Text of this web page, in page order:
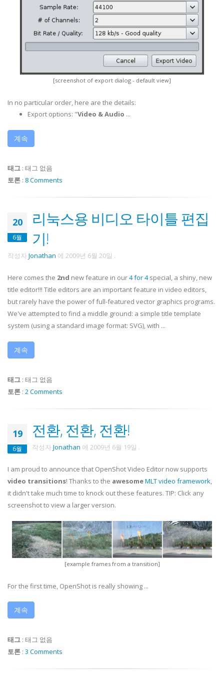
[screenshot of export dialog - default view]
In no particular order, here are the details:
Export options: "Video & Audio ...
계속
태그 : 태그 없음
토론 : 8 Comments
20
6월
리눅스용 비디오 타이틀 편집
기!
작성자Jonathan 에 2009년 6월 20일 .
Here comes the 2nd new feature in our4 for 4special, a shiny, new
title editor!!! Title editors are an important feature in video editors,
but rarely have the power of full-featured vector graphics programs.
We've attempted to find a middle ground: a simple title template
system (using a standard image format: SVG), with ...
계속
태그 : 태그 없음
토론 : 2 Comments
19
6월
전환, 전환, 전환!
작성자Jonathan 에 2009년 6월 19일 .
I am proud to announce that OpenShot Video Editor now supports
video transitions! Thanks to the awesomeMLT video framework,
it didn't take much time to knock out these features. TIP: Click any
screenshot to view a larger version.
[example frames from a transition]
For the first time, OpenShot is really showing ...
계속
태그 : 태그 없음
토론 : 3 Comments